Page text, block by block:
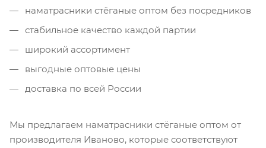
наматрасники стёганые оптом без посредников
стабильное качество каждой партии
широкий ассортимент
выгодные оптовые цены
доставка по всей России
Мы предлагаем наматрасники стёганые оптом от
производителя Иваново, которые соответствуют